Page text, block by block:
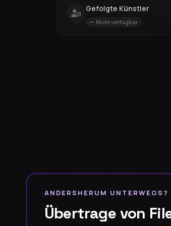
Gefolgte Künstler
Nicht verfügbar
ANDERSHERUM UNTERWEGS?
Übertrage von